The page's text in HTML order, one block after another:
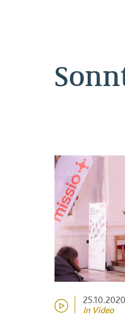
25.10.2020
In Video